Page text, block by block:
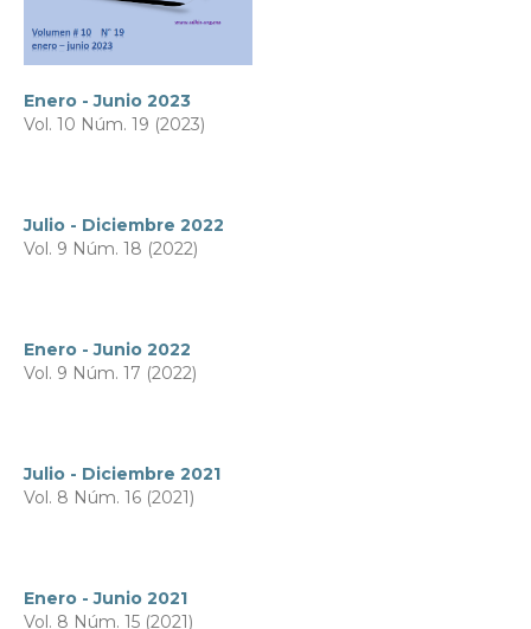
Enero - Junio 2023
Vol. 10 Núm. 19 (2023)
Julio - Diciembre 2022
Vol. 9 Núm. 18 (2022)
Enero - Junio 2022
Vol. 9 Núm. 17 (2022)
Julio - Diciembre 2021
Vol. 8 Núm. 16 (2021)
Enero - Junio 2021
Vol. 8 Núm. 15 (2021)